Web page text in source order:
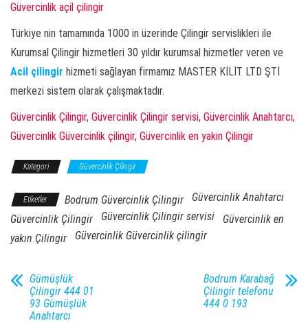
Güvercinlik açil çilingir
Türkiye nin tamamında 1000 in üzerinde Çilingir servislikleri ile
Kurumsal Çilingir hizmetleri 30 yıldır kurumsal hizmetler veren ve
Acil çilingir hizmeti sağlayan firmamız MASTER KİLİT LTD ŞTİ
merkezi sistem olarak çalışmaktadır.
Güvercinlik Çilingir, Güvercinlik Çilingir servisi, Güvercinlik Anahtarcı,
Güvercinlik Güvercinlik çilingir, Güvercinlik en yakın Çilingir
Kategori Güvercinlik Çilingir
Etiketler Bodrum Güvercinlik Çilingir
Güvercinlik Anahtarcı
Güvercinlik Çilingir
Güvercinlik Çilingir servisi
Güvercinlik en
yakın Çilingir
Güvercinlik Güvercinlik çilingir
Gümüşlük
Çilingir 444 01
93 Gümüşlük
Anahtarcı
Bodrum Karabağ
Çilingir telefonu
444 0 193